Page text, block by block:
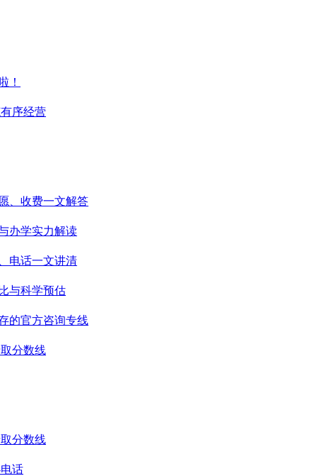
！
序经营
、收费一文解答
办学实力解读
电话一文讲清
与科学预估
的官方咨询专线
分数线
分数线
话